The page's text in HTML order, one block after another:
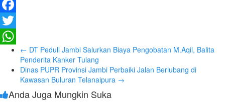
Facebook
Twitter
WhatsApp
← DT Peduli Jambi Salurkan Biaya Pengobatan M.Aqil, Balita
Penderita Kanker Tulang
Dinas PUPR Provinsi Jambi Perbaiki Jalan Berlubang di
Kawasan Buluran Telanaipura →
Anda Juga Mungkin Suka